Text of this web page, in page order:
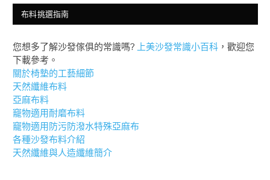
布料挑選指南
您想多了解沙發傢俱的常識嗎? 上美沙發常識小百科 ，歡迎您
下載參考。
關於椅墊的工藝細節
天然纖維布料
亞麻布料
竉物適用耐磨布料
竉物適用防污防潑水特殊亞麻布
各種沙發布料介紹
天然纖維與人造纖維簡介